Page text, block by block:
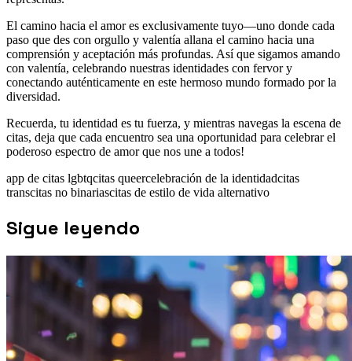
El camino hacia el amor es exclusivamente tuyo—uno donde cada
paso que des con orgullo y valentía allana el camino hacia una
comprensión y aceptación más profundas. Así que sigamos amando
con valentía, celebrando nuestras identidades con fervor y
conectando auténticamente en este hermoso mundo formado por la
diversidad.
Recuerda, tu identidad es tu fuerza, y mientras navegas la escena de
citas, deja que cada encuentro sea una oportunidad para celebrar el
poderoso espectro de amor que nos une a todos!
app de citas lgbtqcitas queercelebración de la identidadcitas
transcitas no binariascitas de estilo de vida alternativo
Sigue leyendo